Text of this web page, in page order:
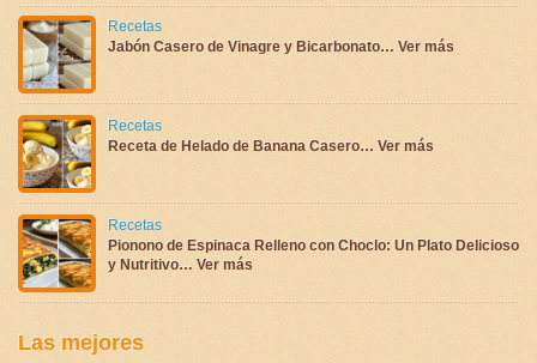
Recetas
Jabón Casero de Vinagre y Bicarbonato… Ver más
Recetas
Receta de Helado de Banana Casero… Ver más
Recetas
Pionono de Espinaca Relleno con Choclo: Un Plato Delicioso
y Nutritivo… Ver más
Las mejores